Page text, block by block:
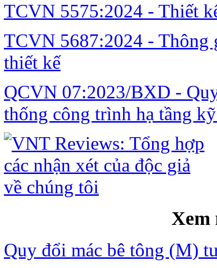
TCVN 5575:2024 - Thiết
TCVN 5687:2024 - Thông
thiết kế
QCVN 07:2023/BXD -
thống công trình hạ tầng
Xem
Quy đổi mác bê tông (M)